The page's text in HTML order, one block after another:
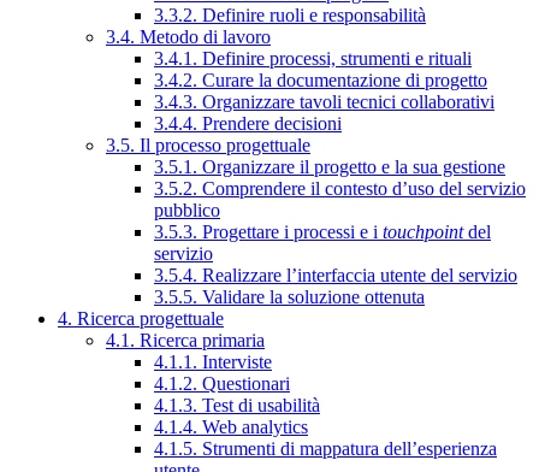
3.3.2. Definire ruoli e responsabilità
3.4. Metodo di lavoro
3.4.1. Definire processi, strumenti e rituali
3.4.2. Curare la documentazione di progetto
3.4.3. Organizzare tavoli tecnici collaborativi
3.4.4. Prendere decisioni
3.5. Il processo progettuale
3.5.1. Organizzare il progetto e la sua gestione
3.5.2. Comprendere il contesto d’uso del servizio
pubblico
3.5.3. Progettare i processi e i touchpointdel
servizio
3.5.4. Realizzare l’interfaccia utente del servizio
3.5.5. Validare la soluzione ottenuta
4. Ricerca progettuale
4.1. Ricerca primaria
4.1.1. Interviste
4.1.2. Questionari
4.1.3. Test di usabilità
4.1.4. Web analytics
4.1.5. Strumenti di mappatura dell’esperienza